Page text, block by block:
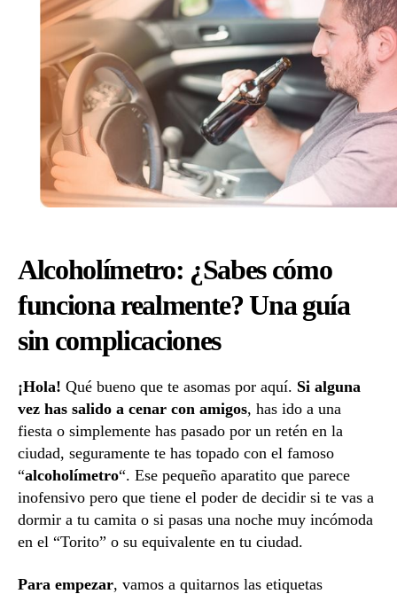
de
para
el
Alcoholímetro: ¿Sabes cómo
funciona realmente? Una guía
sin complicaciones
¡Hola! Qué bueno que te asomas por aquí. Si alguna
vez has salido a cenar con amigos, has ido a una
fiesta o simplemente has pasado por un retén en la
ciudad, seguramente te has topado con el famoso
“alcoholímetro“. Ese pequeño aparatito que parece
inofensivo pero que tiene el poder de decidir si te vas a
dormir a tu camita o si pasas una noche muy incómoda
en el “Torito” o su equivalente en tu ciudad.
Para empezar, vamos a quitarnos las etiquetas